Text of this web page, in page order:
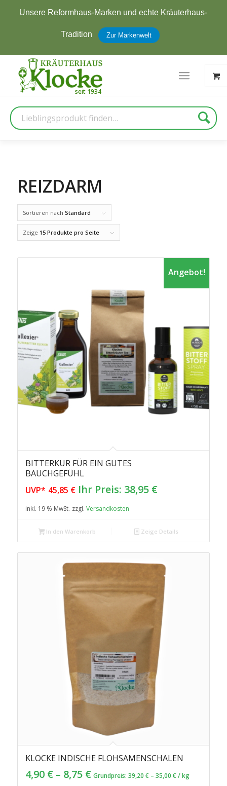
Kräuterhaus- Jetzt zum Newsletter
erhalten
Suche
REIZDARM
Sortieren nach Standard
Zeige 15 Produkte pro Seite
BITTERKUR FÜR EIN GUTES
BAUCHGEFÜHL
UVP* 45,85 € Ursprünglicher
war:
Ihr Preis: 38,95 €Aktueller
Angebot!
inkl. 19 % MwSt. zzgl. Versandkosten
In den Warenkorb Zeige Details
4.76
KLOCKE INDISCHE FLOHSAMENSCHALEN
4,90 €– 8,75 € Grundpreis: 39,20 € – 35,00 € /kg